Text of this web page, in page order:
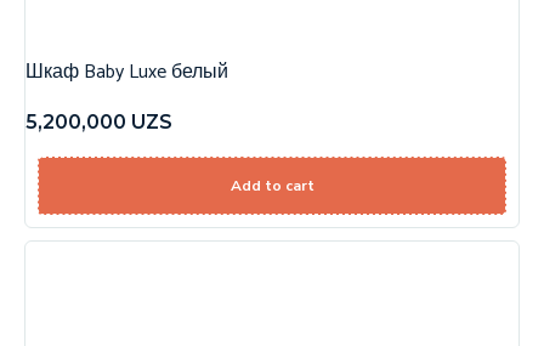
Шкаф Baby Luxe белый
5,200,000 UZS
Add to cart